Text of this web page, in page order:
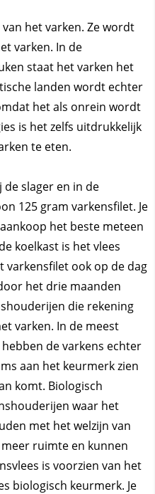
het varken. Ze wordt
varken. In de
staat het varken het
landen wordt echter
het als onrein wordt
is het zelfs uitdrukkelijk
te eten.
slager en in de
125 gram varkensfilet. Je
het beste meteen
koelkast is het vlees
varkensfilet ook op de dag
het drie maanden
die rekening
varken. In de meest
de varkens echter
aan het keurmerk zien
komt. Biologisch
waar het
met het welzijn van
ruimte en kunnen
is voorzien van het
biologisch keurmerk. Je